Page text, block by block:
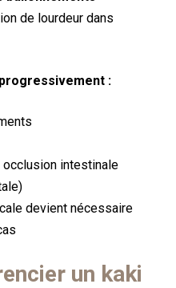
de lourdeur dans
:
occlusion intestinale
devient nécessaire
un kaki